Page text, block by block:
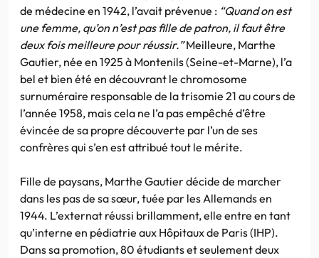
de médecine en 1942, l’avait prévenue : “Quand on est
une femme, qu’on n’est pas fille de patron, il faut être
deux fois meilleure pour réussir.”Meilleure, Marthe
Gautier, née en 1925 à Montenils (Seine-et-Marne), l’a
bel et bien été en découvrant le chromosome
surnuméraire responsable de la trisomie 21 au cours de
l’année 1958, mais cela ne l’a pas empêché d’être
évincée de sa propre découverte par l’un de ses
confrères qui s’en est attribué tout le mérite.
Fille de paysans, Marthe Gautier décide de marcher
dans les pas de sa sœur, tuée par les Allemands en
1944. L’externat réussi brillamment, elle entre en tant
qu’interne en pédiatrie aux Hôpitaux de Paris (IHP).
Dans sa promotion, 80 étudiants et seulement deux